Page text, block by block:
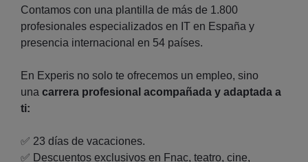
Contamos con una plantilla de más de 1.800
profesionales especializados en IT en España y
presencia internacional en 54 países.
En Experis no solo te ofrecemos un empleo, sino
una carrera profesional acompañada y adaptada a
ti:
✅ 23 días de vacaciones.
✅ Descuentos exclusivos en Fnac, teatro, cine,